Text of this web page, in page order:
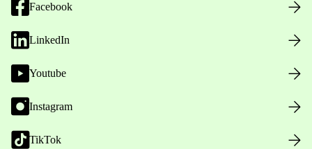
Facebook
LinkedIn
Youtube
Instagram
TikTok